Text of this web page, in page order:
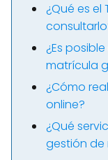
¿Qué es el
¿Es
matrícula
¿Cómo
online?
¿Qué
gestión de